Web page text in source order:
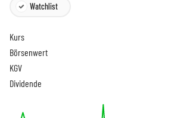
Watchlist
Kurs
Börsenwert
KGV
Dividende